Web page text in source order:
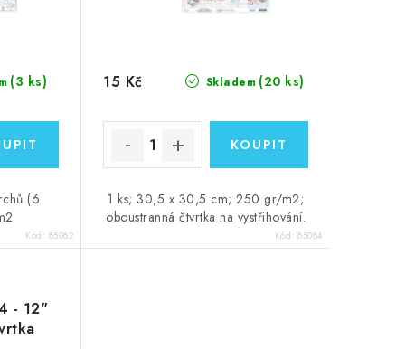
(3 ks)
(6
Kód: 85082
Skladem (20 ks)
15 Kč
1 ks; 30,5 x 30,5 cm; 250 gr/m2;
oboustranná čtvrtka na vystřihování.
Kód:85084
- 12"